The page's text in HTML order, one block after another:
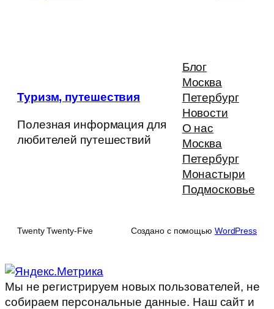
Туризм, путешествия
Полезная информация для
любителей путешествий
Блог
Москва
Петербург
Новости
О нас
Москва
Петербург
Монастыри
Подмосковье
Twenty Twenty-Five Создано с помощью WordPress
Мы не регистрируем новых пользователей, не
собираем персональные данные. Наш сайт и